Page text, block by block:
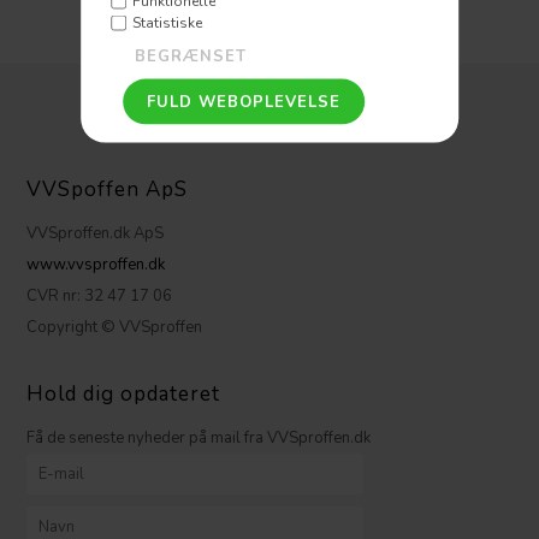
Statistiske
VVSpoffen ApS
VVSproffen.dk ApS
www.vvsproffen.dk
CVR nr: 32 47 17 06
Copyright © VVSproffen
Hold dig opdateret
Få de seneste nyheder på mail fra VVSproffen.dk